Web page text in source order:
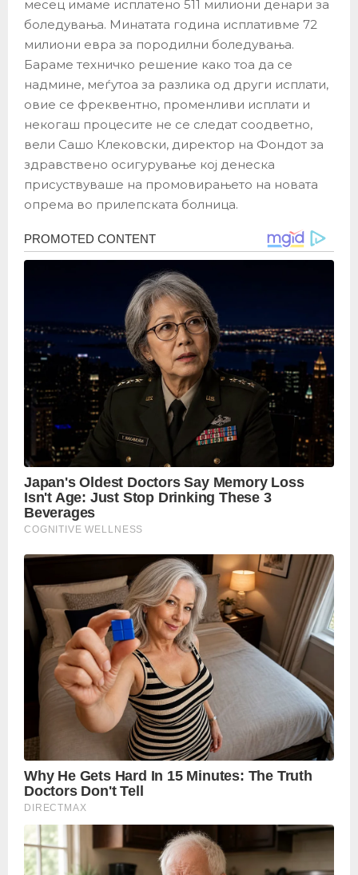
месец имаме исплатено 511 милиони денари за
боледувања. Минатата година исплативме 72
милиони евра за породилни боледувања.
Бараме техничко решение како тоа да се
надмине, меѓутоа за разлика од други исплати,
овие се фреквентно, променливи исплати и
некогаш процесите не се следат соодветно,
вели Сашо Клековски, директор на Фондот за
здравствено осигурување кој денеска
присуствуваше на промовирањето на новата
опрема во прилепската болница.